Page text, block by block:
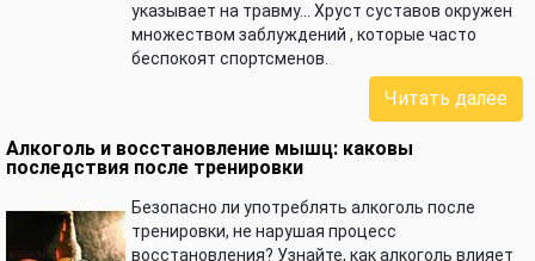
указывает на травму… Хруст суставов окружен
множеством заблуждений , которые часто
беспокоят спортсменов.
Читать далее
Алкоголь и восстановление мышц: каковы
последствия после тренировки
Безопасно ли употреблять алкоголь после
тренировки, не нарушая процесс
восстановления? Узнайте, как алкоголь влияет